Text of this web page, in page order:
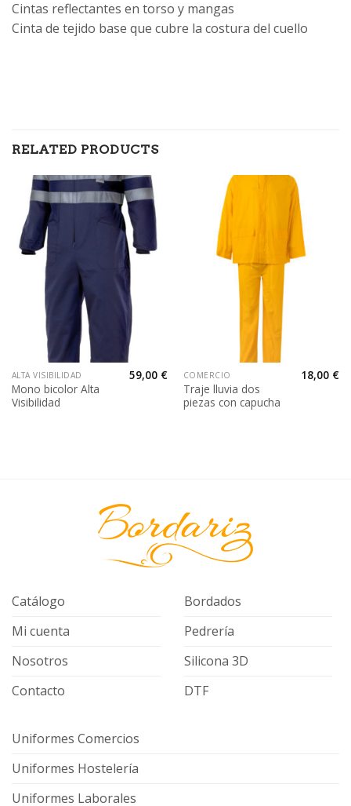
Cintas reflectantes en torso y mangas
Cinta de tejido base que cubre la costura del cuello
RELATED PRODUCTS
ALTA VISIBILIDAD
Mono bicolor Alta
Visibilidad
59,00 € COMERCIO
Traje lluvia dos
piezas con capucha
18,00 €
Catálogo
Mi cuenta
Nosotros
Contacto
Bordados
Pedrería
Silicona 3D
DTF
Uniformes Comercios
Uniformes Hostelería
Uniformes Laborales